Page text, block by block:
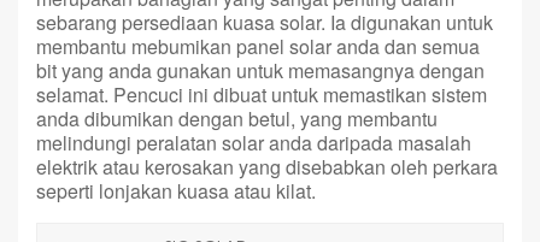
sebarang persediaan kuasa solar. Ia digunakan untuk
membantu mebumikan panel solar anda dan semua
bit yang anda gunakan untuk memasangnya dengan
selamat. Pencuci ini dibuat untuk memastikan sistem
anda dibumikan dengan betul, yang membantu
melindungi peralatan solar anda daripada masalah
elektrik atau kerosakan yang disebabkan oleh perkara
seperti lonjakan kuasa atau kilat.